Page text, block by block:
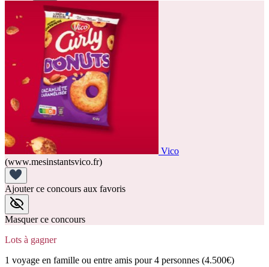
Vico
(www.mesinstantsvico.fr)
Ajouter ce concours aux favoris
Masquer ce concours
Lots à gagner
1 voyage en famille ou entre amis pour 4 personnes (4.500€)